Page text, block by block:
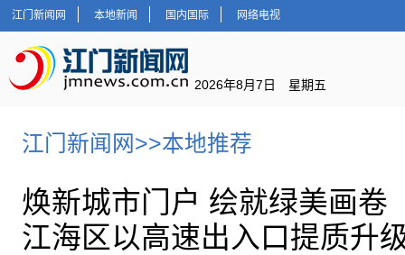
江门新闻网 本地新闻 国内国际 网络电视
2026年8月7日 星期五
江门新闻网 >>本地推荐
焕新城市门户 绘就绿美画卷
江海区以高速出入口提质升